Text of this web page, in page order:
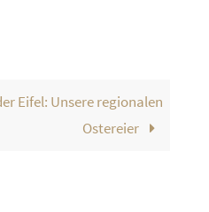
Eifel: Unsere regionalen
Ostereier